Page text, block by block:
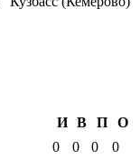
И В П
О
0 0 0 0